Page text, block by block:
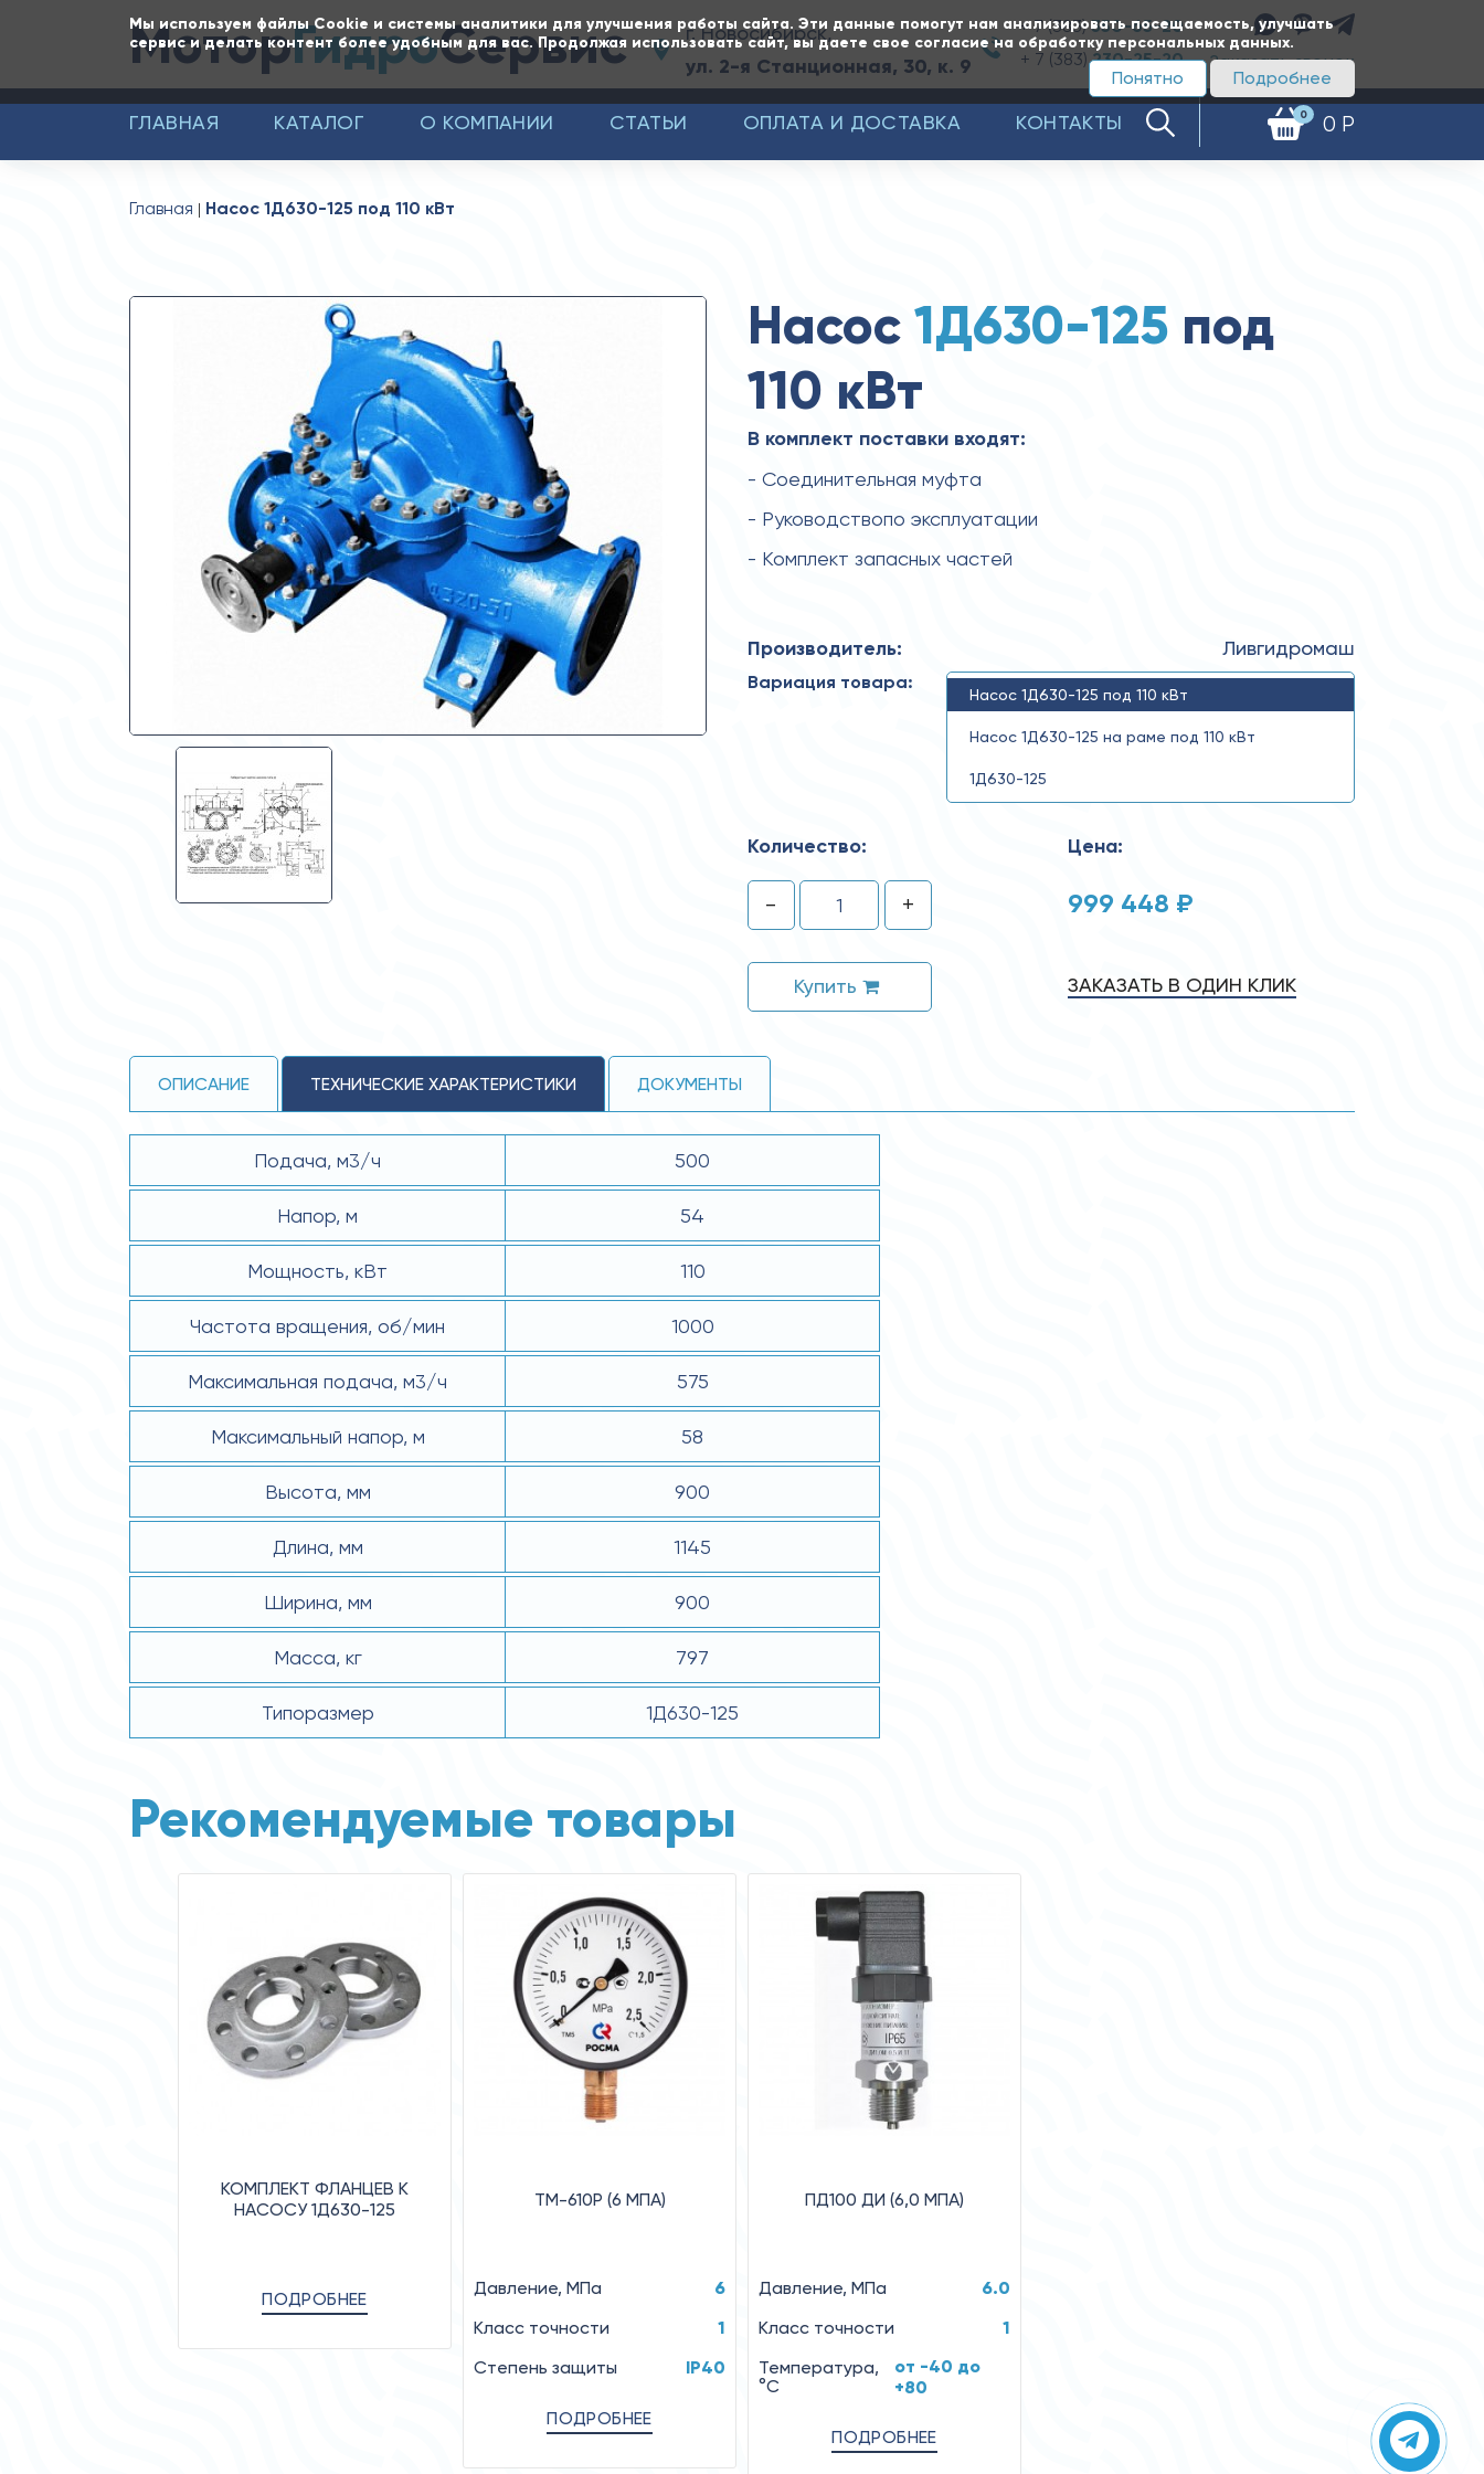
Мы используем файлы Cookie и системы аналитики для улучшения работы сайта. Эти данные помогут нам анализировать посещаемость, улучшать
сервис и делать контент более удобным для вас. Продолжая использовать сайт, вы даете свое согласие на обработку персональных данных.
Подробнее
Понятно
МоторГидроСервис г. Новосибирск,
ул. 2-я Станционная, 30, к. 9
+ 7 (383)350-65-20
+ 7 (383)230-25-20 Заказать звонок
0 0 Р
ГЛАВНАЯ КАТАЛОГ О КОМПАНИИ СТАТЬИ ОПЛАТА И ДОСТАВКА КОНТАКТЫ
Главная Насос 1Д630-125 под 110 кВт
Насос 1Д630-125под
110 кВт
В комплект поставки входят:
- Соединительная муфта
- Руководствопо эксплуатации
- Комплект запасных частей
Производитель: Ливгидромаш
Вариация товара:
Насос 1Д630-125 под 110 кВт
Насос 1Д630-125 на раме под 110 кВт
1Д630-125
Количество:
- +
Купить
Цена:
999 448 ₽
ЗАКАЗАТЬ В ОДИН КЛИК
ОПИСАНИЕ ТЕХНИЧЕСКИЕ ХАРАКТЕРИСТИКИ ДОКУМЕНТЫ
Подача, м3/ч 500
Напор, м 54
Мощность, кВт 110
Частота вращения, об/мин 1000
Максимальная подача, м3/ч 575
Максимальный напор, м 58
Высота, мм 900
Длина, мм 1145
Ширина, мм 900
Масса, кг 797
Типоразмер 1Д630-125
Рекомендуемые товары
КОМПЛЕКТ ФЛАНЦЕВ К
НАСОСУ 1Д630-125
ПОДРОБНЕЕ
ТМ-610Р (6 MПA)
Давление, MПa
6
Класс точности
1
Степень защиты
IP40
ПОДРОБНЕЕ
ПД100 ДИ (6,0 МПА)
Давление, МПа
6.0
Класс точности
1
Температура,
°C
от -40 до
+80
ПОДРОБНЕЕ